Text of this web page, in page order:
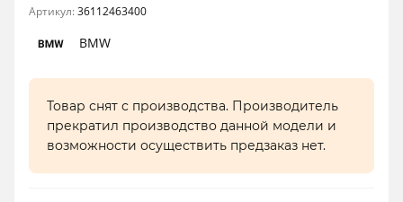
Артикул:36112463400
BMW
Товар снят с производства. Производитель
прекратил производство данной модели и
возможности осуществить предзаказ нет.